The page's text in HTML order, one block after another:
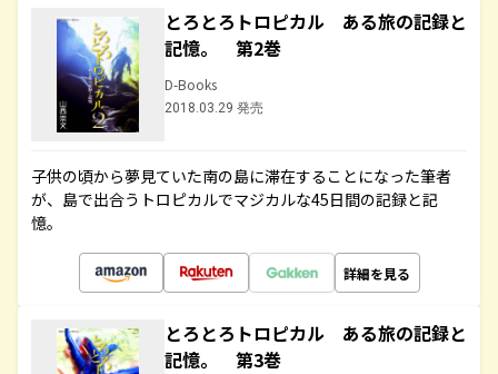
とろとろトロピカル ある旅の記録と
記憶。 第2巻
D-Books
2018.03.29 発売
子供の頃から夢見ていた南の島に滞在することになった筆者
が、島で出合うトロピカルでマジカルな45日間の記録と記
憶。
詳細を見る
とろとろトロピカル ある旅の記録と
記憶。 第3巻